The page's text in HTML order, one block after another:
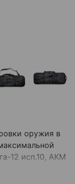
оружия в
12 исп.10, АКМ